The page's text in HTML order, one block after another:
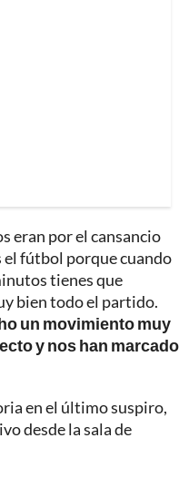
eran por el cansancio
el fútbol porque cuando
tienes que
bien todo el partido.
un movimiento muy
y nos han marcado
en el último suspiro,
desde la sala de